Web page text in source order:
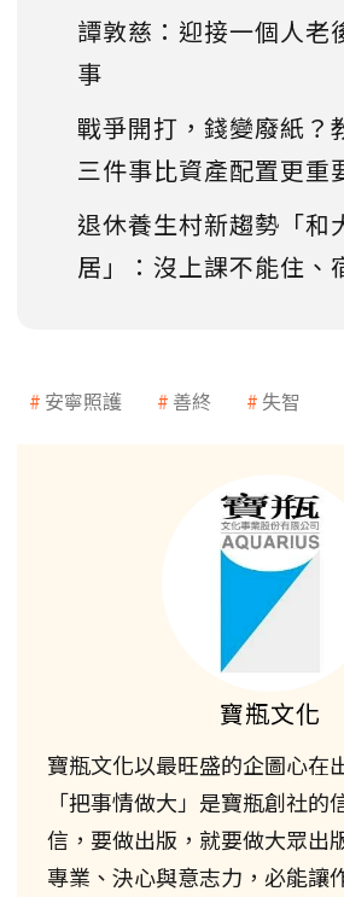
譚敦慈：迎接一個人老
事
戰爭開打，錢變廢紙？
三件事比資產配置更重
退休養生村新趨勢「和
居」：沒上課不能住、
安寧照護 善終 失智
寶瓶文化
寶瓶文化以最旺盛的企圖心在
「把事情做大」是寶瓶創社的
信，要做出版，就要做大眾出
專業、決心與意志力，必能讓